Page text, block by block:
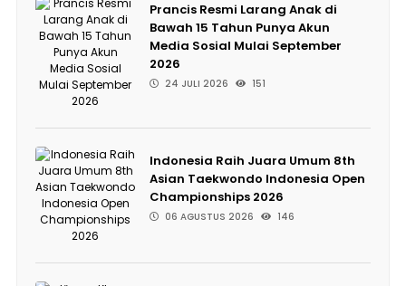
Prancis Resmi Larang Anak di
Bawah 15 Tahun Punya Akun
Media Sosial Mulai September
2026
24 JULI 2026 151
Indonesia Raih Juara Umum 8th
Asian Taekwondo Indonesia Open
Championships 2026
06 AGUSTUS 2026 146